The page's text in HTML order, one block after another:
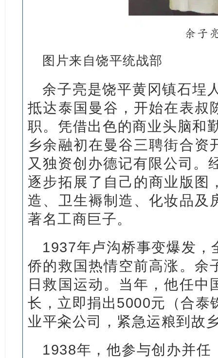
图片来自饶平统战部
余子亮是饶平黄冈镇石埕
抵达泰国曼谷，开始在表叔
职。凭借出色的商业头脑和
乡余融初在曼谷三聘街合资
又独资创办德记有限公司。
逐步拓展了自己的商业版图
造、卫生褥制造、化妆品及
著名工商巨子。
1937年卢沟桥事变爆发
侨的救国热情空前高涨。余
日救国运动。当年，他任中
长，立即捐出5000元（合泰
业平籴公司，紧急运粮到故
1938年，他参与创办并